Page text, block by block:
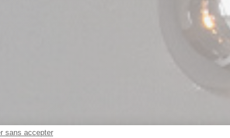
sans accepter